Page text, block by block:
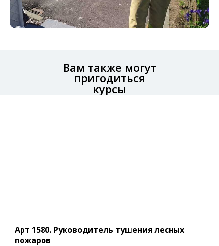
Вам также могут
пригодиться
курсы
Арт 1580. Руководитель тушения лесных
пожаров